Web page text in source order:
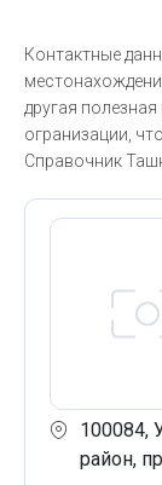
Контактные
другая
огранизации,
Справочник
100084,
район,